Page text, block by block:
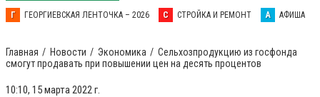
Г ГЕОРГИЕВСКАЯ ЛЕНТОЧКА – 2026 С СТРОЙКА И РЕМОНТ А АФИША
Главная Новости Экономика
Сельхозпродукцию из госфонда
смогут продавать при повышении цен на десять процентов
10:10, 15 марта 2022 г.